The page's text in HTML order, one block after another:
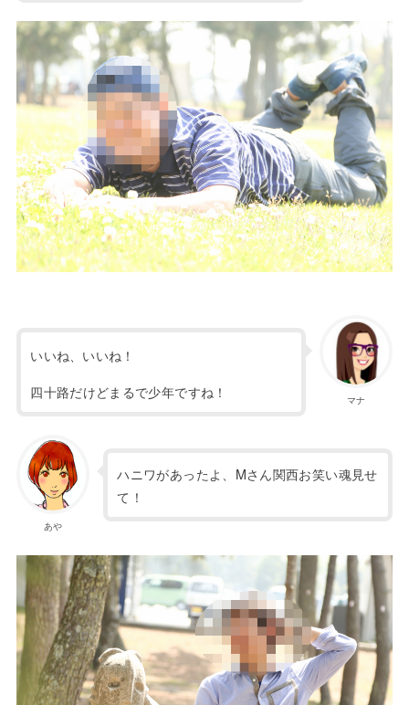
マナ
いいね、いいね！
四十路だけどまるで少年ですね！
あや
ハニワがあったよ、Mさん関西お笑い魂見せ
て！